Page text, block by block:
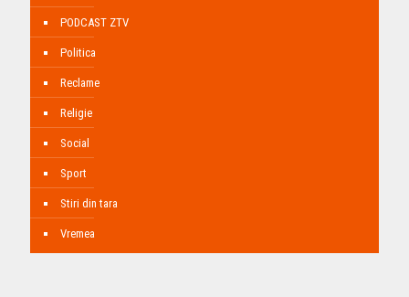
PODCAST ZTV
Politica
Reclame
Religie
Social
Sport
Stiri din tara
Vremea